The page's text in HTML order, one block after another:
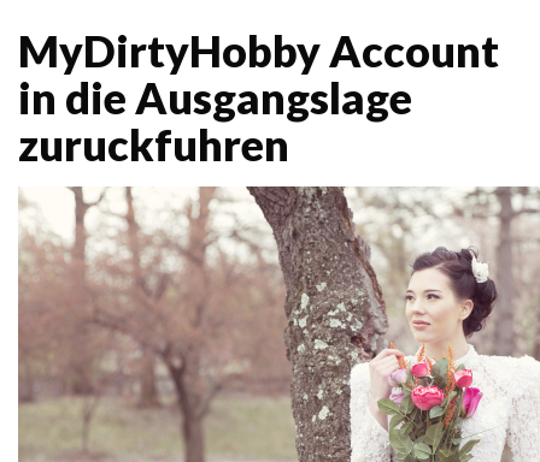
MyDirtyHobby Account
in die Ausgangslage
zuruckfuhren